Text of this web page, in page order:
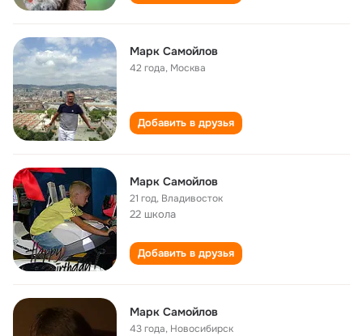
Марк Самойлов
42 года, Москва
Добавить в друзья
Марк Самойлов
21 год, Владивосток
22 школа
Добавить в друзья
Марк Самойлов
43 года, Новосибирск